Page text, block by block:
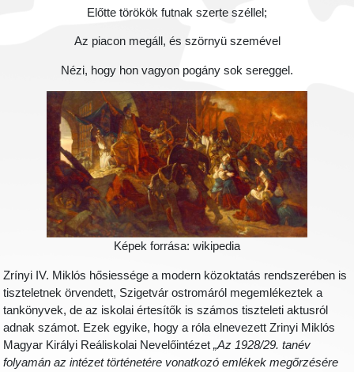
Előtte törökök futnak szerte széllel;
Az piacon megáll, és szörnyü szemével
Nézi, hogy hon vagyon pogány sok sereggel.
Képek forrása: wikipedia
Zrínyi IV. Miklós hősiessége a modern közoktatás rendszerében is
tiszteletnek örvendett, Szigetvár ostromáról megemlékeztek a
tankönyvek, de az iskolai értesítők is számos tiszteleti aktusról
adnak számot. Ezek egyike, hogy a róla elnevezett Zrinyi Miklós
Magyar Királyi Reáliskolai Nevelőintézet„Az 1928/29. tanév
folyamán az intézet történetére vonatkozó emlékek megőrzésére